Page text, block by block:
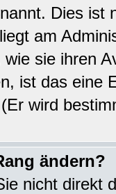
Dies ist
am
sie ihren
ist das eine
wird
ändern?
nicht direkt